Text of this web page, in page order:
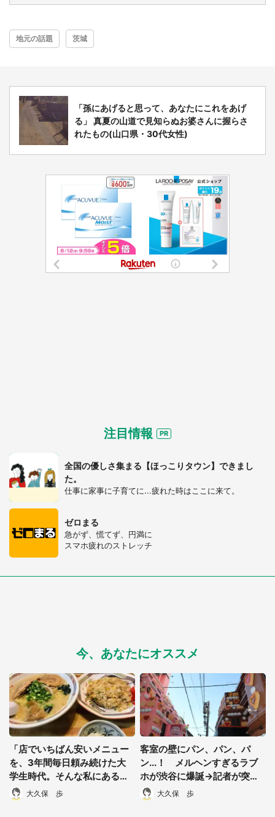
都道府選択
地元の話題 茨城
「孫にあげると思って、あなたにこれをあげ
る」 真夏の山道で見知らぬお婆さんに握らさ
れたもの(山口県・30代女性)
注目情報
全国の優しさ集まる【ほっこりタウン】できまし
た。
仕事に家事に子育てに...疲れた時はここに来て。
ゼロまる
急がず、慌てず、円満に
スマホ疲れのストレッチ
今、あなたにオススメ
「店でいちばん安いメニュー
を、3年間毎日頼み続けた大
学生時代。そんな私にある
日、店の奥さんが...」（東京
都・50代男性）
大久保 歩
客室の壁にパン、パン、パ
ン...！ メルヘンすぎるラブ
ホが渋谷に爆誕→記者が突入
してきました
大久保 歩